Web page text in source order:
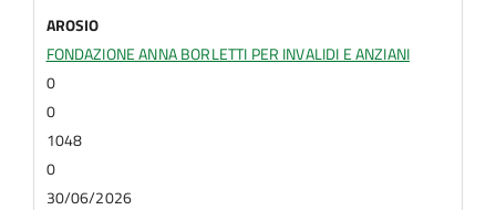
AROSIO
FONDAZIONE ANNA BORLETTI PER INVALIDI E ANZIANI
0
0
1048
0
30/06/2026